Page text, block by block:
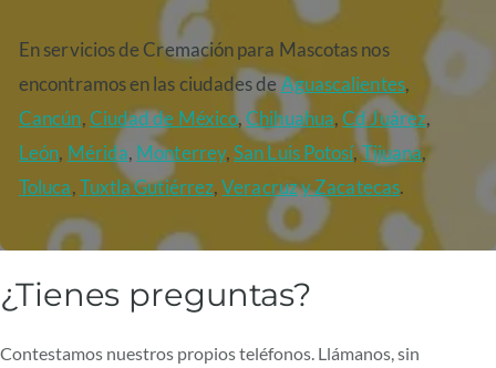
En servicios de Cremación para Mascotas nos
encontramos en las ciudades deAguascalientes,
Cancún,Ciudad de México,Chihuahua,Cd Juárez,
León, Mérida, Monterrey,San Luis Potosí,Tijuana,
Toluca,Tuxtla Gutiérrez,Veracruzy Zacatecas.
¿Tienes preguntas?
Contestamos nuestros propios teléfonos. Llámanos, sin